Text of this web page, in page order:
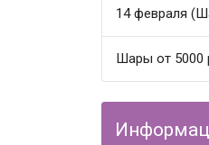
14 февраля
Шары от 5000